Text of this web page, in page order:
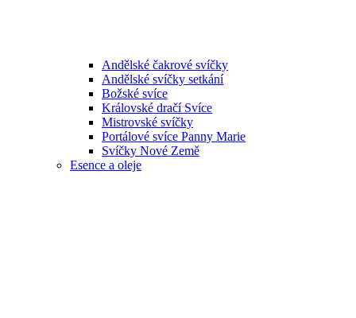
Andělské čakrové svíčky
Andělské svíčky setkání
Božské svíce
Královské dračí Svíce
Mistrovské svíčky
Portálové svíce Panny Marie
Svíčky Nové Země
Esence a oleje